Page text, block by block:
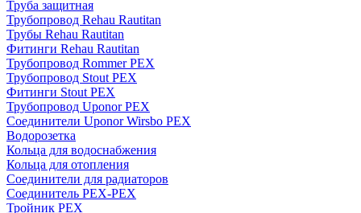
Труба защитная
Трубопровод Rehau Rautitan
Трубы Rehau Rautitan
Фитинги Rehau Rautitan
Трубопровод Rommer PEX
Трубопровод Stout PEX
Фитинги Stout PEX
Трубопровод Uponor PEX
Соединители Uponor Wirsbo PEX
Водорозетка
Кольца для водоснабжения
Кольца для отопления
Соединители для радиаторов
Соединитель PEX-PEX
Тройник PEX